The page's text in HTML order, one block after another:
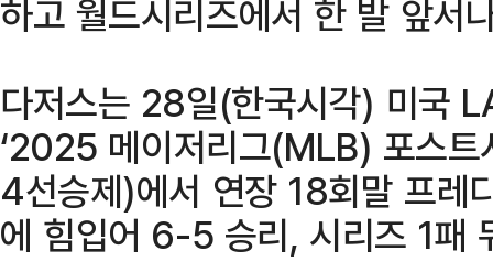
하고 월드시리즈에서 한 발 앞서
다저스는 28일(한국시각) 미국
‘2025 메이저리그(MLB) 포스트
4선승제)에서 연장 18회말 프레
에 힘입어 6-5 승리, 시리즈 1패